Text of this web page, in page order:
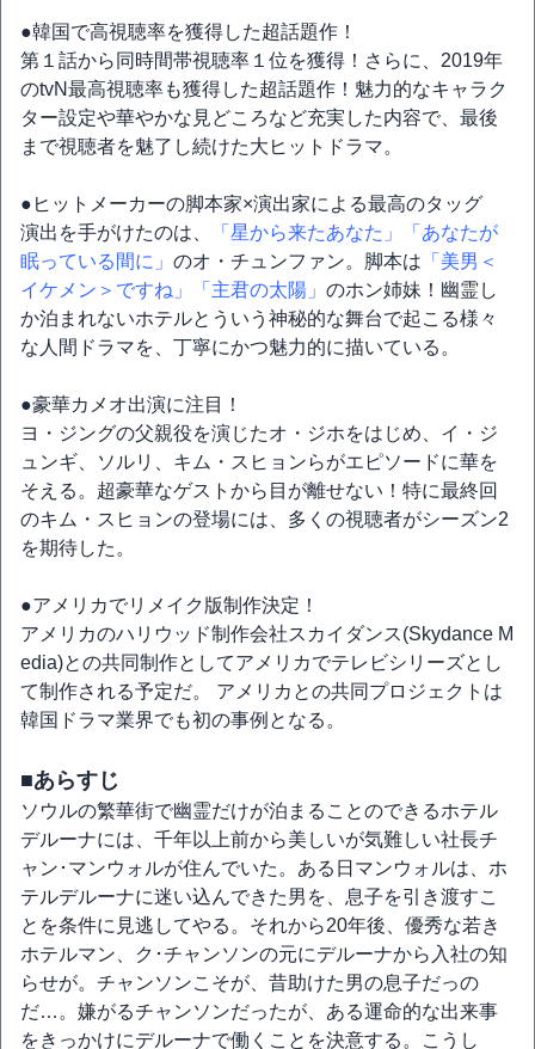
●韓国で高視聴率を獲得した超話題作！
第１話から同時間帯視聴率１位を獲得！さらに、2019年
のtvN最高視聴率も獲得した超話題作！魅力的なキャラク
ター設定や華やかな見どころなど充実した内容で、最後
まで視聴者を魅了し続けた大ヒットドラマ。
●ヒットメーカーの脚本家×演出家による最高のタッグ
演出を手がけたのは、
「星から来たあなた」
「あなたが
眠っている間に」 のオ・チュンファン。脚本は 「美男＜
イケメン＞ですね」
「主君の太陽」 のホン姉妹！幽霊し
か泊まれないホテルとういう神秘的な舞台で起こる様々
な人間ドラマを、丁寧にかつ魅力的に描いている。
●豪華カメオ出演に注目！
ヨ・ジングの父親役を演じたオ・ジホをはじめ、イ・ジ
ュンギ、ソルリ、キム・スヒョンらがエピソードに華を
そえる。超豪華なゲストから目が離せない！特に最終回
のキム・スヒョンの登場には、多くの視聴者がシーズン2
を期待した。
●アメリカでリメイク版制作決定！
アメリカのハリウッド制作会社スカイダンス(Skydance M
edia)との共同制作としてアメリカでテレビシリーズとし
て制作される予定だ。 アメリカとの共同プロジェクトは
韓国ドラマ業界でも初の事例となる。
■あらすじ
ソウルの繁華街で幽霊だけが泊まることのできるホテル
デルーナには、千年以上前から美しいが気難しい社長チ
ャン･マンウォルが住んでいた。ある日マンウォルは、ホ
テルデルーナに迷い込んできた男を、息子を引き渡すこ
とを条件に見逃してやる。それから20年後、優秀な若き
ホテルマン、ク･チャンソンの元にデルーナから入社の知
らせが。チャンソンこそが、昔助けた男の息子だっの
だ…。嫌がるチャンソンだったが、ある運命的な出来事
をきっかけにデルーナで働くことを決意する。こうし